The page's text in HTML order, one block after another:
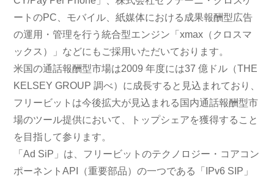
ートのPC、モバイル、紙媒体における成果報酬型広告
の運用・管理を行う統合型エンジン「xmax（クロスマ
ックス）」などにもご採用いただいております。
米国の通話報酬型市場は2009 年度には37 億ドル（THE
KELSEY GROUP 調べ）に成長すると見込まれており、
フリービットは今後拡大が見込まれる国内通話報酬型市
場のツール提供において、トップシェアを獲得すること
を目指して参ります。
「Ad SiP」は、フリービットのテクノロジー・コアコン
ポーネントAPI（重要部品）の一つである「IPv6 SIP」